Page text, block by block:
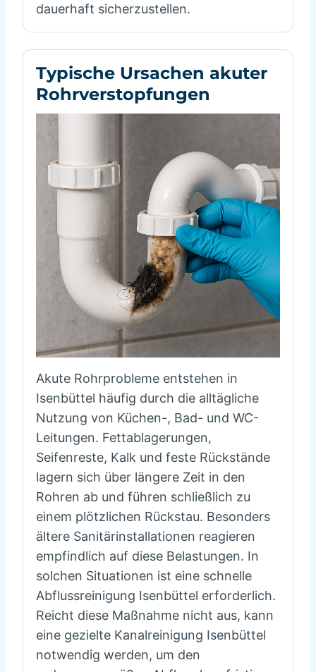
dauerhaft sicherzustellen.
Typische Ursachen akuter
Rohrverstopfungen
Akute Rohrprobleme entstehen in
Isenbüttel häufig durch die alltägliche
Nutzung von Küchen-, Bad- und WC-
Leitungen. Fettablagerungen,
Seifenreste, Kalk und feste Rückstände
lagern sich über längere Zeit in den
Rohren ab und führen schließlich zu
einem plötzlichen Rückstau. Besonders
ältere Sanitärinstallationen reagieren
empfindlich auf diese Belastungen. In
solchen Situationen ist eine schnelle
Abflussreinigung Isenbüttel erforderlich.
Reicht diese Maßnahme nicht aus, kann
eine gezielte Kanalreinigung Isenbüttel
notwendig werden, um den